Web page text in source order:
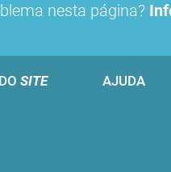
nesta página?
SITE AJUDA